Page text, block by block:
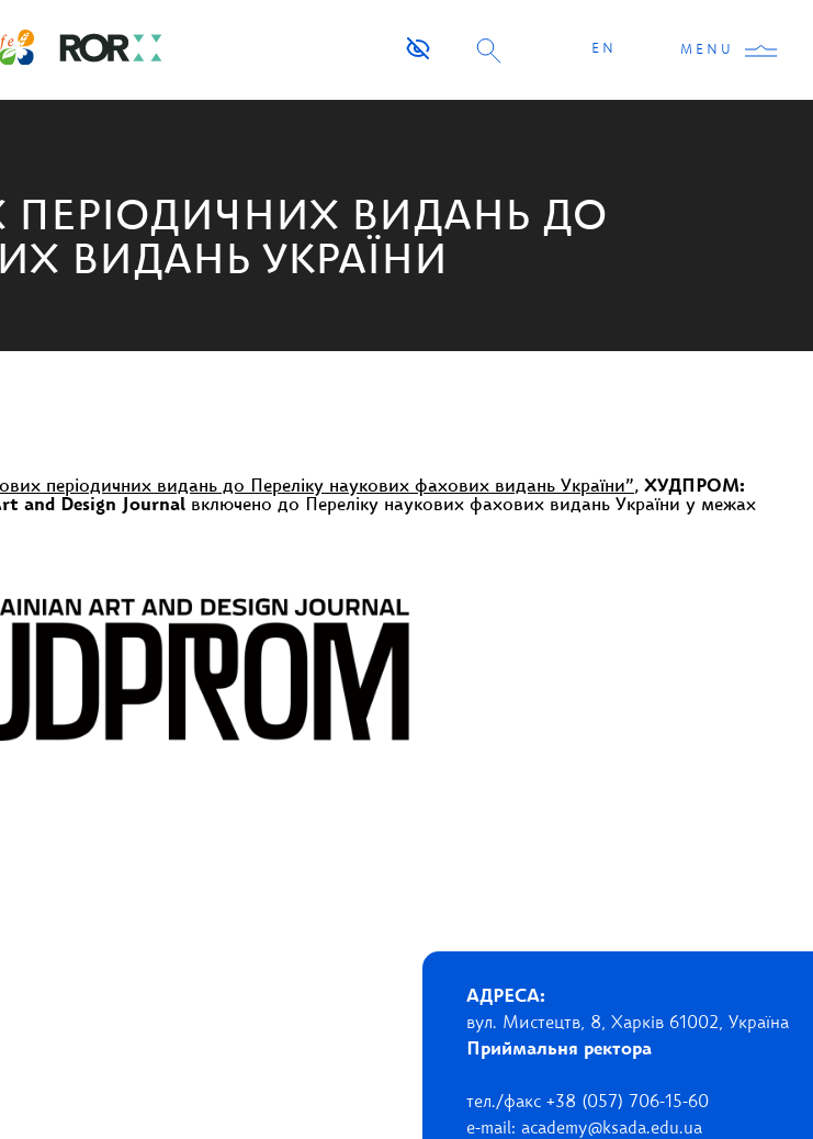
EN MENU
ВИДАНЬ ДО
ВИДАНЬ УКРАЇНИ
періодичних видань до Переліку наукових фахових видань України”, ХУДПРОМ:
and Design Journal включено до Переліку наукових фахових видань України у межах
АДРЕСА:
вул. Мистецтв, 8, Харків 61002, Україна
Приймальня ректора
тел./факс +38 (057) 706-15-60
e-mail: academy@ksada.edu.ua